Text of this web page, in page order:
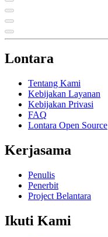
Lontara
Tentang Kami
Kebijakan Layanan
Kebijakan Privasi
FAQ
Lontara Open Source
Kerjasama
Penulis
Penerbit
Project Belantara
Ikuti Kami